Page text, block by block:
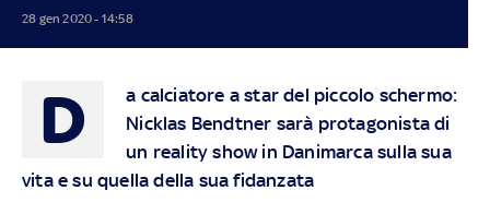
28 gen 2020 - 14:58
D
a calciatore a star del piccolo schermo:
Nicklas Bendtner sarà protagonista di
un reality show in Danimarca sulla sua
vita e su quella della sua fidanzata